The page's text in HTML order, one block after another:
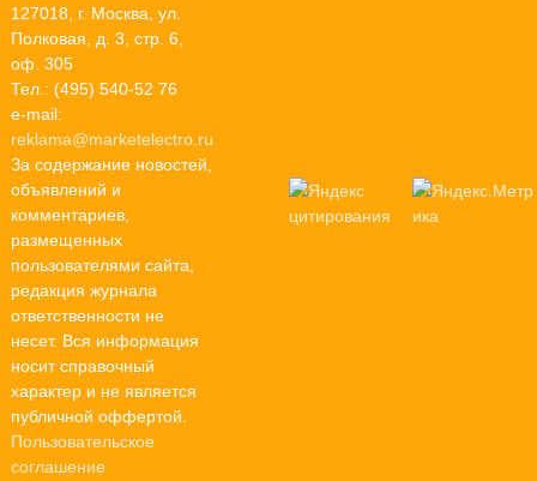
127018, г. Москва, ул.
Полковая, д. 3, стр. 6,
оф. 305
Тел.: (495) 540-52 76
e-mail:
reklama@marketelectro.ru
За содержание новостей,
объявлений и
комментариев,
размещенных
пользователями сайта,
редакция журнала
ответственности не
несет. Вся информация
носит справочный
характер и не является
публичной оффертой.
Пользовательское
соглашение